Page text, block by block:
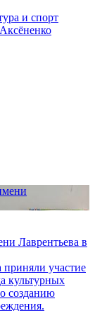
и спорт
Лаврентьева в
участие
культурных
созданию